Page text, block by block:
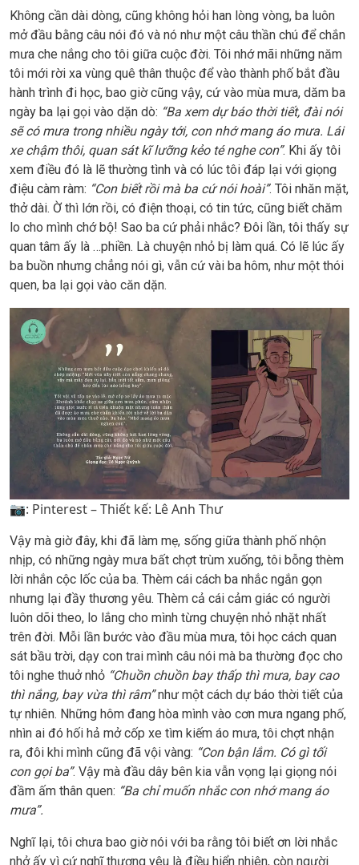
Không cần dài dòng, cũng không hỏi han lòng vòng, ba luôn
mở đầu bằng câu nói đó và nó như một câu thần chú để chắn
mưa che nắng cho tôi giữa cuộc đời. Tôi nhớ mãi những năm
tôi mới rời xa vùng quê thân thuộc để vào thành phố bắt đầu
hành trình đi học, bao giờ cũng vậy, cứ vào mùa mưa, dăm ba
ngày ba lại gọi vào dặn dò: “Ba xem dự báo thời tiết, đài nói
sẽ có mưa trong nhiều ngày tới, con nhớ mang áo mưa. Lái
xe chậm thôi, quan sát kĩ lưỡng kẻo té nghe con”. Khi ấy tôi
xem điều đó là lẽ thường tình và có lúc tôi đáp lại với giọng
điệu càm ràm: “Con biết rồi mà ba cứ nói hoài”. Tôi nhăn mặt,
thở dài. Ờ thì lớn rồi, có điện thoại, có tin tức, cũng biết chăm
lo cho mình chớ bộ! Sao ba cứ phải nhắc? Đôi lần, tôi thấy sự
quan tâm ấy là …phiền. Là chuyện nhỏ bị làm quá. Có lẽ lúc ấy
ba buồn nhưng chẳng nói gì, vẫn cứ vài ba hôm, như một thói
quen, ba lại gọi vào căn dặn.
📷: Pinterest – Thiết kế: Lê Anh Thư
Vậy mà giờ đây, khi đã làm mẹ, sống giữa thành phố nhộn
nhịp, có những ngày mưa bất chợt trùm xuống, tôi bỗng thèm
lời nhắn cộc lốc của ba. Thèm cái cách ba nhắc ngắn gọn
nhưng lại đầy thương yêu. Thèm cả cái cảm giác có người
luôn dõi theo, lo lắng cho mình từng chuyện nhỏ nhặt nhất
trên đời. Mỗi lần bước vào đầu mùa mưa, tôi học cách quan
sát bầu trời, dạy con trai mình câu nói mà ba thường đọc cho
tôi nghe thuở nhỏ “Chuồn chuồn bay thấp thì mưa, bay cao
thì nắng, bay vừa thì râm”như một cách dự báo thời tiết của
tự nhiên. Những hôm đang hòa mình vào cơn mưa ngang phố,
nhìn ai đó hối hả mở cốp xe tìm kiếm áo mưa, tôi chợt nhận
ra, đôi khi mình cũng đã vội vàng: “Con bận lắm. Có gì tối
con gọi ba”. Vậy mà đầu dây bên kia vẫn vọng lại giọng nói
đầm ấm thân quen: “Ba chỉ muốn nhắc con nhớ mang áo
mưa”.
Nghĩ lại, tôi chưa bao giờ nói với ba rằng tôi biết ơn lời nhắc
nhở ấy vì cứ nghĩ thương yêu là điều hiển nhiên, còn người